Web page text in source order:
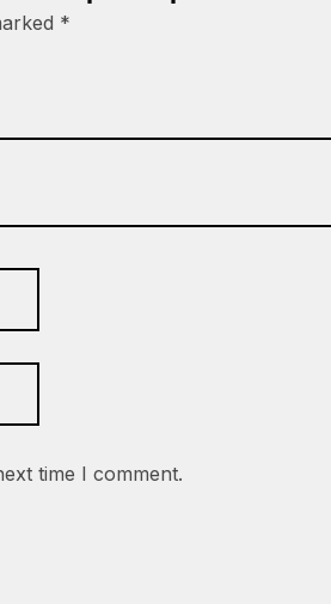
*
time I comment.